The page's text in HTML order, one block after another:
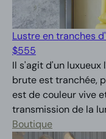
Lustre en tranches
$555
Il s'agit d'un luxueux
brute est tranchée,
est de couleur vive
transmission de la
Boutique